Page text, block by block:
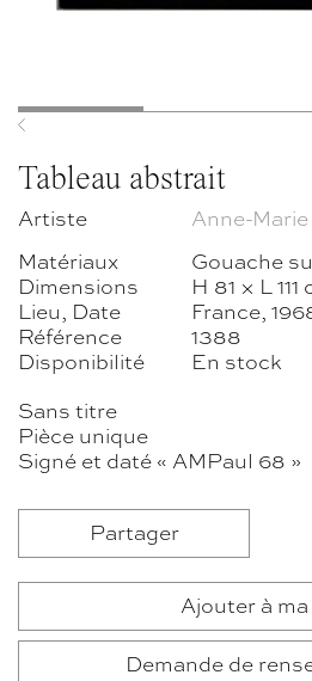
Previous
Tableau abstrait
Artiste
Anne-
Matériaux
Gouache
Dimensions
H 81 × L 111
Lieu, Date
France,
Référence
1388
Disponibilité
En stock
Sans titre
Pièce unique
Signé et daté « AMPaul 68 »
Partager
Ajouter à
Demande de